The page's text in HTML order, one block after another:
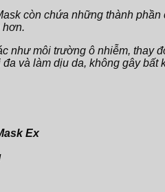
còn chứa những thành
hơn.
như môi trường ô nhiễm,
và làm dịu da, không gây bất
Ex